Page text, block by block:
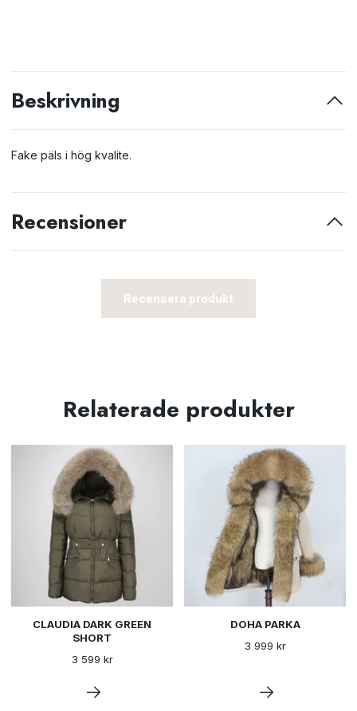
Beskrivning
Fake päls i hög kvalite.
Recensioner
Recensera produkt
Relaterade produkter
CLAUDIA DARK GREEN
SHORT
3 599 kr
DOHA PARKA
3 999 kr